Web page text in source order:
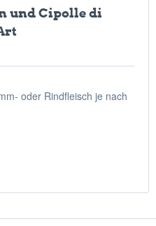
und Cipolle di
oder Rindfleisch je nach